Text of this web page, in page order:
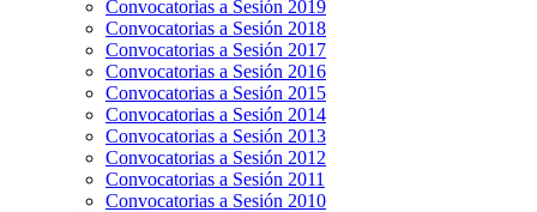
Convocatorias a Sesión 2019
Convocatorias a Sesión 2018
Convocatorias a Sesión 2017
Convocatorias a Sesión 2016
Convocatorias a Sesión 2015
Convocatorias a Sesión 2014
Convocatorias a Sesión 2013
Convocatorias a Sesión 2012
Convocatorias a Sesión 2011
Convocatorias a Sesión 2010